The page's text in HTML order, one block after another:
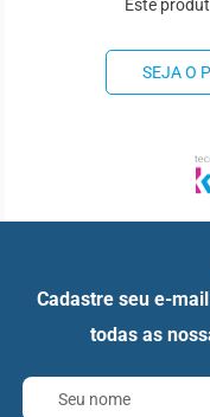
Este
SEJA O
Cadastre seu e-
todas as